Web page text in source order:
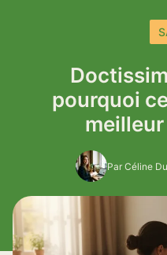
pourquoi
Par Céline